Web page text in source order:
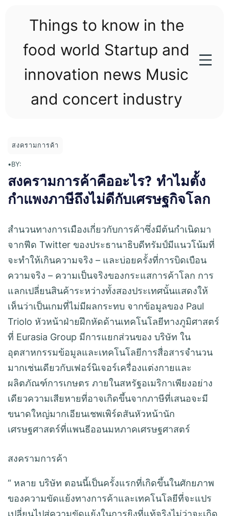
Things to know in the
food world Startup and
innovation news Music
and concert industry
สงครามการค้า
•BY:
สงครามการค้าคืออะไร? ทำไมตั้ง
กำแพงภาษีถึงไม่ดีกับเศรษฐกิจโลก
สำนวนทางการเมืองเกี่ยวกับการค้าซึ่งมีต้นกำเนิดมา
จากฟีด Twitter ของประธานาธิบดีทรัมป์มีแนวโน้มที่
จะทำให้เกินความจริง – และบ่อยครั้งที่การบิดเบือน
ความจริง – ความเป็นจริงของกระแสการค้าโลก การ
แลกเปลี่ยนสินค้าระหว่างทั้งสองประเทศนั้นแสดงให้
เห็นว่าเป็นเกมที่ไม่มีผลกระทบ จากข้อมูลของ Paul
Triolo หัวหน้าฝ่ายฝึกหัดด้านเทคโนโลยีทางภูมิศาสตร์
ที่ Eurasia Group มีการแยกส่วนของ บริษัท ใน
อุตสาหกรรมข้อมูลและเทคโนโลยีการสื่อสารจำนวน
มากเช่นเดียวกับเฟอร์นิเจอร์เครื่องแต่งกายและ
ผลิตภัณฑ์การเกษตร ภายในสหรัฐอเมริกาเพียงอย่าง
เดียวความเสียหายที่อาจเกิดขึ้นจากภาษีที่เสนอจะมี
ขนาดใหญ่มากเอียนเชพเพิร์ดสันหัวหน้านัก
เศรษฐศาสตร์ที่แพนธีออนมหภาคเศรษฐศาสตร์
สงครามการค้า
“ หลาย บริษัท ตอนนี้เป็นครั้งแรกที่เกิดขึ้นในศักยภาพ
ของความขัดแย้งทางการค้าและเทคโนโลยีที่จะแปร
เปลี่ยนไปสู่ความขัดแย้งในการยิงที่แท้จริงไม่ว่าจะเกิด